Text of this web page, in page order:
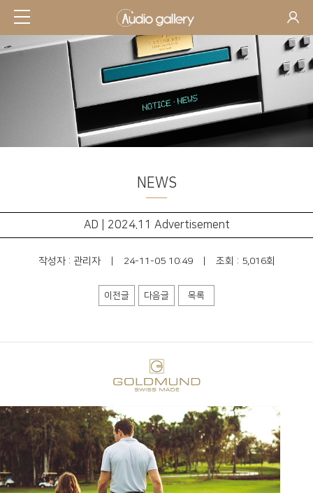
NEWS
AD | 2024.11 Advertisement
작성자 : 관리자 24-11-05 10:49 조회 : 5,016회
이전글 다음글 목록